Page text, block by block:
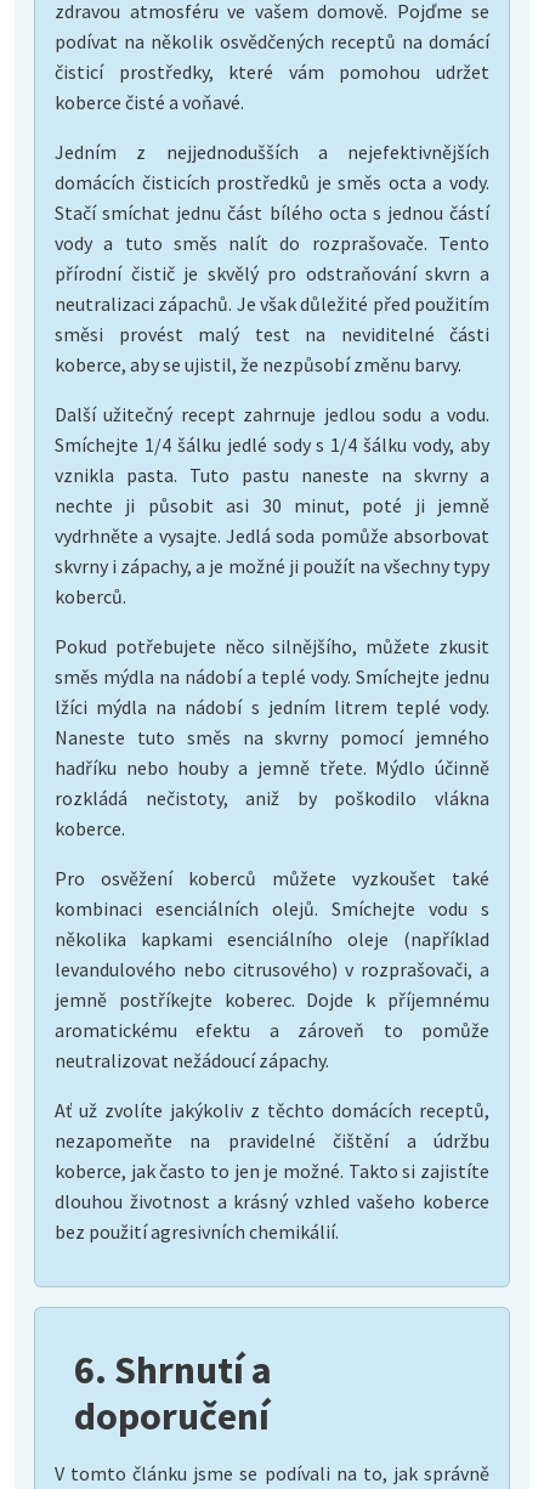
zdravou atmosféru ve vašem domově. Pojďme se
podívat na několik osvědčených receptů na domácí
čisticí prostředky, které vám pomohou udržet
koberce čisté a voňavé.
Jedním z nejjednodušších a nejefektivnějších
domácích čisticích prostředků je směs octa a vody.
Stačí smíchat jednu část bílého octa s jednou částí
vody a tuto směs nalít do rozprašovače. Tento
přírodní čistič je skvělý pro odstraňování skvrn a
neutralizaci zápachů. Je však důležité před použitím
směsi provést malý test na neviditelné části
koberce, aby se ujistil, že nezpůsobí změnu barvy.
Další užitečný recept zahrnuje jedlou sodu a vodu.
Smíchejte 1/4 šálku jedlé sody s 1/4 šálku vody, aby
vznikla pasta. Tuto pastu naneste na skvrny a
nechte ji působit asi 30 minut, poté ji jemně
vydrhněte a vysajte. Jedlá soda pomůže absorbovat
skvrny i zápachy, a je možné ji použít na všechny typy
koberců.
Pokud potřebujete něco silnějšího, můžete zkusit
směs mýdla na nádobí a teplé vody. Smíchejte jednu
lžíci mýdla na nádobí s jedním litrem teplé vody.
Naneste tuto směs na skvrny pomocí jemného
hadříku nebo houby a jemně třete. Mýdlo účinně
rozkládá nečistoty, aniž by poškodilo vlákna
koberce.
Pro osvěžení koberců můžete vyzkoušet také
kombinaci esenciálních olejů. Smíchejte vodu s
několika kapkami esenciálního oleje (například
levandulového nebo citrusového) v rozprašovači, a
jemně postříkejte koberec. Dojde k příjemnému
aromatickému efektu a zároveň to pomůže
neutralizovat nežádoucí zápachy.
Ať už zvolíte jakýkoliv z těchto domácích receptů,
nezapomeňte na pravidelné čištění a údržbu
koberce, jak často to jen je možné. Takto si zajistíte
dlouhou životnost a krásný vzhled vašeho koberce
bez použití agresivních chemikálií.
6. Shrnutí a
doporučení
V tomto článku jsme se podívali na to, jak správně